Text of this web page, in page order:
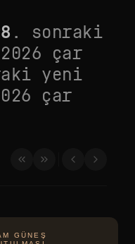
. sonraki
çar
yeni
çar
GÜNEŞ